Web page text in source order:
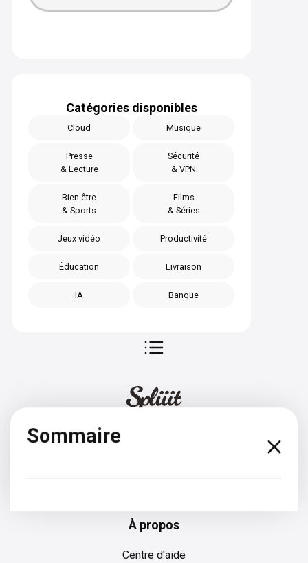
Catégories disponibles
Cloud Musique
Presse
& Lecture
Sécurité
& VPN
Bien être
& Sports
Films
& Séries
Jeux vidéo Productivité
Éducation Livraison
IA Banque
Sommaire
À propos
Centre d'aide